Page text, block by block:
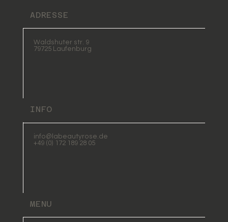
ADRESSE
Waldshuter str. 9
79725 Laufenburg
INFO
info@labeautyrose.de
+49 (0) 172 189 28 05
MENU